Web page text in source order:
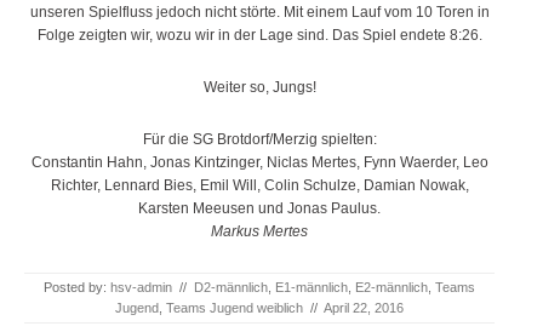
unseren Spielfluss jedoch nicht störte. Mit einem Lauf vom 10 Toren in
Folge zeigten wir, wozu wir in der Lage sind. Das Spiel endete 8:26.
Weiter so, Jungs!
Für die SG Brotdorf/Merzig spielten:
Constantin Hahn, Jonas Kintzinger, Niclas Mertes, Fynn Waerder, Leo
Richter, Lennard Bies, Emil Will, Colin Schulze, Damian Nowak,
Karsten Meeusen und Jonas Paulus.
Markus Mertes
Posted by: hsv-admin // D2-männlich E1-männlich E2-männlich Teams
Jugend Teams Jugend weiblich // April 22, 2016